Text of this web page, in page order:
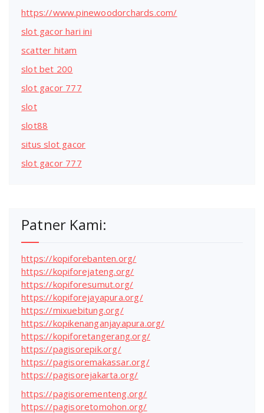
https://www.pinewoodorchards.com/
slot gacor hari ini
scatter hitam
slot bet 200
slot gacor 777
slot
slot88
situs slot gacor
slot gacor 777
Patner Kami:
https://kopiforebanten.org/
https://kopiforejateng.org/
https://kopiforesumut.org/
https://kopiforejayapura.org/
https://mixuebitung.org/
https://kopikenanganjayapura.org/
https://kopiforetangerang.org/
https://pagisorepik.org/
https://pagisoremakassar.org/
https://pagisorejakarta.org/
https://pagisorementeng.org/
https://pagisoretomohon.org/